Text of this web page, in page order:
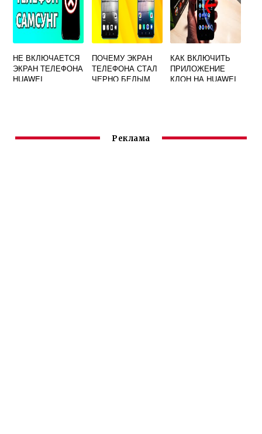
НЕ ВКЛЮЧАЕТСЯ
ЭКРАН ТЕЛЕФОНА
HUAWEI
ПОЧЕМУ ЭКРАН
ТЕЛЕФОНА СТАЛ
ЧЕРНО БЕЛЫМ
КАК ВКЛЮЧИТЬ
ПРИЛОЖЕНИЕ
КЛОН НА HUAWEI
Реклама